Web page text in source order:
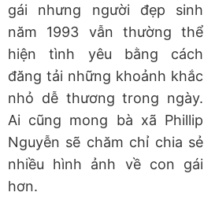
gái nhưng người đẹp sinh
năm 1993 vẫn thường thể
hiện tình yêu bằng cách
đăng tải những khoảnh khắc
nhỏ dễ thương trong ngày.
Ai cũng mong bà xã Phillip
Nguyễn sẽ chăm chỉ chia sẻ
nhiều hình ảnh về con gái
hơn.